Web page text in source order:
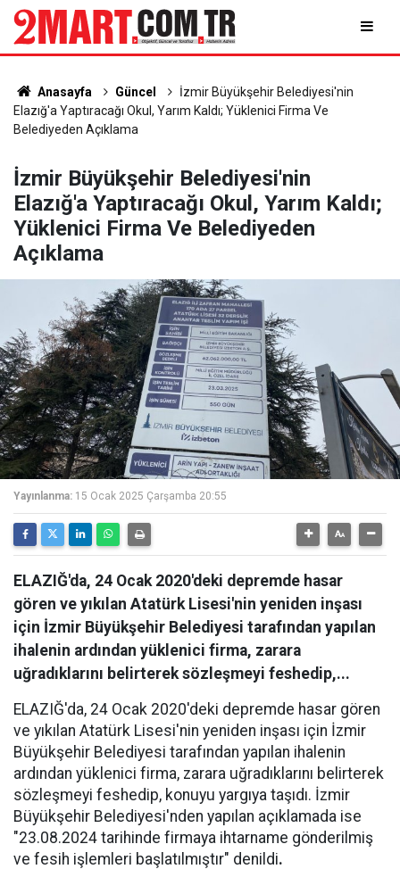
Anasayfa Güncel
İzmir Büyükşehir Belediyesi'nin
Elazığ'a Yaptıracağı Okul, Yarım Kaldı; Yüklenici Firma Ve
Belediyeden Açıklama
İzmir Büyükşehir Belediyesi'nin
Elazığ'a Yaptıracağı Okul, Yarım Kaldı;
Yüklenici Firma Ve Belediyeden
Açıklama
Yayınlanma: 15 Ocak 2025 Çarşamba 20:55
ELAZIĞ'da, 24 Ocak 2020'deki depremde hasar
gören ve yıkılan Atatürk Lisesi'nin yeniden inşası
için İzmir Büyükşehir Belediyesi tarafından yapılan
ihalenin ardından yüklenici firma, zarara
uğradıklarını belirterek sözleşmeyi feshedip,...
ELAZIĞ'da, 24 Ocak 2020'deki depremde hasar gören
ve yıkılan Atatürk Lisesi'nin yeniden inşası için İzmir
Büyükşehir Belediyesi tarafından yapılan ihalenin
ardından yüklenici firma, zarara uğradıklarını belirterek
sözleşmeyi feshedip, konuyu yargıya taşıdı. İzmir
Büyükşehir Belediyesi'nden yapılan açıklamada ise
"23.08.2024 tarihinde firmaya ihtarname gönderilmiş
ve fesih işlemleri başlatılmıştır" denildi.